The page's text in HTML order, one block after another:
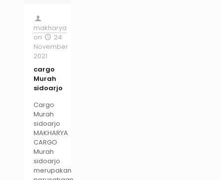
makharya
on
24
November
2021
cargo
Murah
sidoarjo
Cargo
Murah
sidoarjo
MAKHARYA
CARGO
Murah
sidoarjo
merupakan